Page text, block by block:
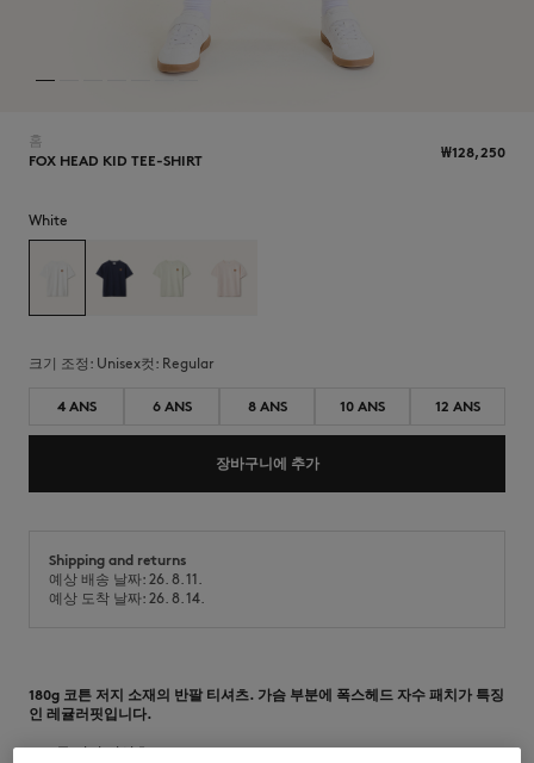
홈
FOX HEAD KID TEE-SHIRT
₩128,250
White
크기 조정: unisex컷: regular
4 ANS 6 ANS 8 ANS 10 ANS 12 ANS
장바구니에 추가
Shipping and returns
예상 배송 날짜: 26. 8. 11.
예상 도착 날짜: 26. 8. 14.
180g 코튼 저지 소재의 반팔 티셔츠. 가슴 부분에 폭스헤드 자수 패치가 특징
인 레귤러핏입니다.
• 코튼 저지 티셔츠